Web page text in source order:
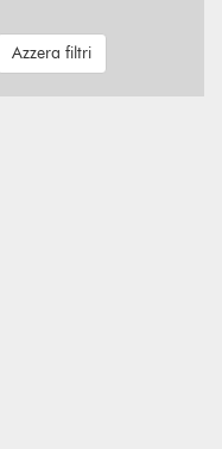
Azzera filtri